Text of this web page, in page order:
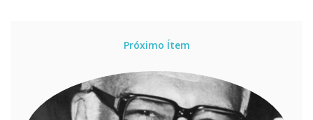
Próximo Ítem